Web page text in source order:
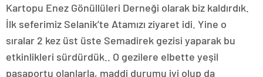
Kartopu Enez Gönüllüleri Derneği olarak biz kaldırdık.
İlk seferimiz Selanik’te Atamızı ziyaret idi. Yine o
sıralar 2 kez üst üste Semadirek gezisi yaparak bu
etkinlikleri sürdürdük.. O gezilere elbette yeşil
pasaportu olanlarla, maddi durumu iyi olup da